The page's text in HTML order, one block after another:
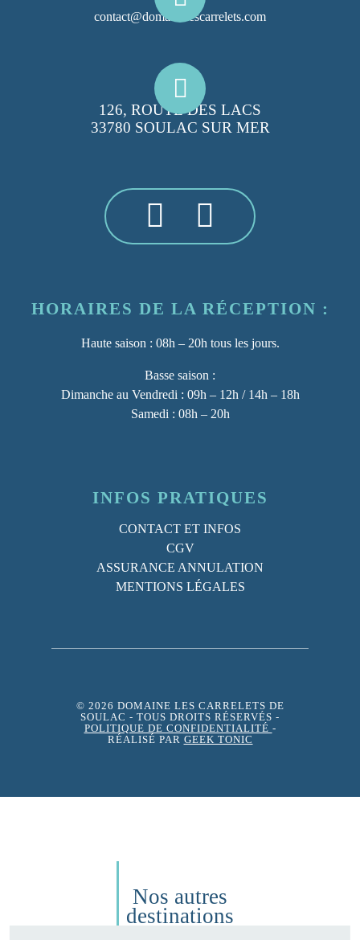
contact@domainelescarrelets.com
126, ROUTE DES LACS
33780 SOULAC SUR MER
HORAIRES DE LA RÉCEPTION :
Haute saison : 08h – 20h tous les jours.
Basse saison :
Dimanche au Vendredi : 09h – 12h / 14h – 18h
Samedi : 08h – 20h
INFOS PRATIQUES
CONTACT ET INFOS
CGV
ASSURANCE ANNULATION
MENTIONS LÉGALES
© 2026 DOMAINE LES CARRELETS DE
SOULAC - TOUS DROITS RÉSERVÉS -
POLITIQUE DE CONFIDENTIALITÉ -
RÉALISÉ PAR GEEK TONIC
Nos autres
destinations